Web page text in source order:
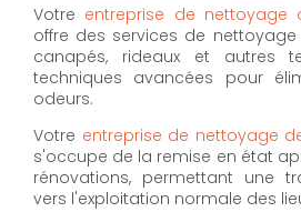
Votre entreprise de nettoyage
offre des services de
canapés, rideaux et autres
techniques avancées pour
odeurs.
Votre entreprise de nettoyage
s'occupe de la remise en état
rénovations, permettant une
vers l'exploitation normale des